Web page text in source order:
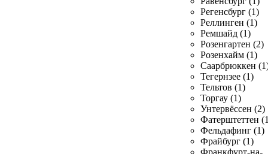
Регенсбург (1)
Реллинген (1)
Ремшайд (1)
Розенгартен (2)
Розенхайм (1)
Саарбрюккен
Тегернзее (1)
Тельтов (1)
Торгау (1)
Унтервёссен (2)
Фатерштеттен
Фельдафинг (1)
Фрайбург (1)
Франкфурт-на-